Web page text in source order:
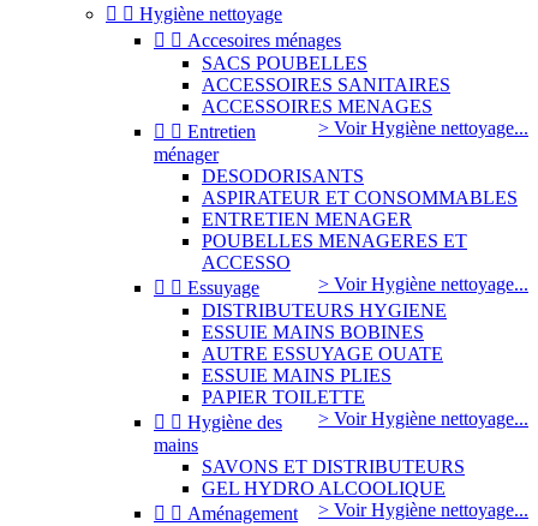
  Hygiène nettoyage
  Accesoires ménages
SACS POUBELLES
ACCESSOIRES SANITAIRES
ACCESSOIRES MENAGES
> Voir Hygiène nettoyage...
  Entretien
ménager
DESODORISANTS
ASPIRATEUR ET CONSOMMABLES
ENTRETIEN MENAGER
POUBELLES MENAGERES ET
ACCESSO
> Voir Hygiène nettoyage...
  Essuyage
DISTRIBUTEURS HYGIENE
ESSUIE MAINS BOBINES
AUTRE ESSUYAGE OUATE
ESSUIE MAINS PLIES
PAPIER TOILETTE
> Voir Hygiène nettoyage...
  Hygiène des
mains
SAVONS ET DISTRIBUTEURS
GEL HYDRO ALCOOLIQUE
> Voir Hygiène nettoyage...
  Aménagement